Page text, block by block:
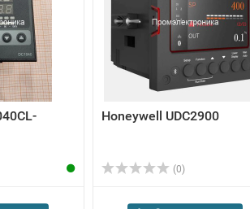
Honeywell UDC2900
(0)